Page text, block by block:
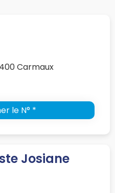
Carmaux
le N° *
Josiane